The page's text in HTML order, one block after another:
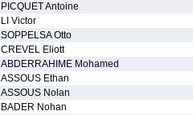
PICQUET Antoine
LI Victor
SOPPELSA Otto
CREVEL Eliott
ABDERRAHIME Mohamed
ASSOUS Ethan
ASSOUS Nolan
BADER Nohan